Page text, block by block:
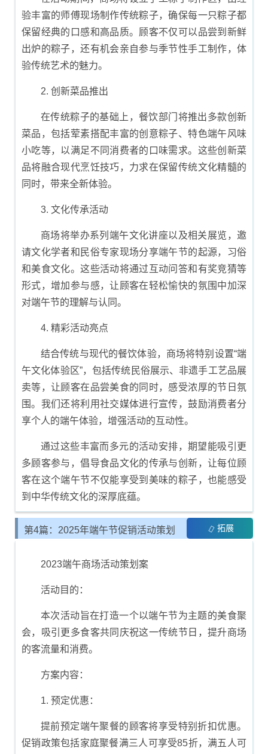
验丰富的师傅现场制作传统粽子，确保每一只粽子都
保留经典的口感和高品质。顾客不仅可以品尝到新鲜
出炉的粽子，还有机会亲自参与季节性手工制作，体
验传统艺术的魅力。
2. 创新菜品推出
在传统粽子的基础上，餐饮部门将推出多款创新
菜品，包括荤素搭配丰富的创意粽子、特色端午风味
小吃等，以满足不同消费者的口味需求。这些创新菜
品将融合现代烹饪技巧，力求在保留传统文化精髓的
同时，带来全新体验。
3. 文化传承活动
商场将举办系列端午文化讲座以及相关展览，邀
请文化学者和民俗专家现场分享端午节的起源，习俗
和美食文化。这些活动将通过互动问答和有奖竞猜等
形式，增加参与感，让顾客在轻松愉快的氛围中加深
对端午节的理解与认同。
4. 精彩活动亮点
结合传统与现代的餐饮体验，商场将特别设置“端
午文化体验区”，包括传统民俗展示、非遗手工艺品展
卖等，让顾客在品尝美食的同时，感受浓厚的节日氛
围。我们还将利用社交媒体进行宣传，鼓励消费者分
享个人的端午体验，增强活动的互动性。
通过这些丰富而多元的活动安排，期望能吸引更
多顾客参与，倡导食品文化的传承与创新，让每位顾
客在这个端午节不仅能享受到美味的粽子，也能感受
到中华传统文化的深厚底蕴。
第4篇：2025年端午节促销活动策划 拓展
2023端午商场活动策划案
活动目的：
本次活动旨在打造一个以端午节为主题的美食聚
会，吸引更多食客共同庆祝这一传统节日，提升商场
的客流量和消费。
方案内容：
1. 预定优惠：
提前预定端午聚餐的顾客将享受特别折扣优惠。
促销政策包括家庭聚餐满三人可享受85折，满五人可